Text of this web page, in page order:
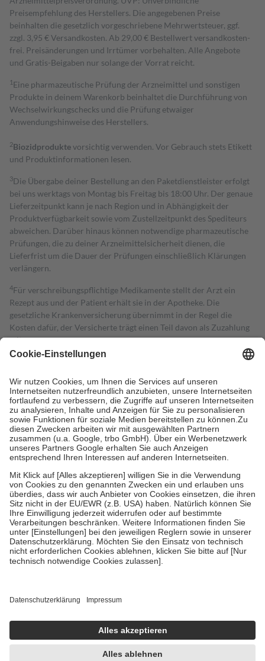
Preisempfehlung des Herstellers. Die angegebenen Preise
beinhalten die gesetzlich vorgeschriebene Mehrwertsteuer, ggf.
zzgl. 3,95 € Versandkosten. Ab 29,00 € Bestell­wert versand­kosten­
frei. Preisänderungen und Irrtümer vorbehalten. Alle Angebote
und Gratis-Beigaben nur solange der Vorrat reicht.
1 Eine pharmazeutische Prüfung der Arzneimittel und sonstigen
Produkte in deinem Warenkorb beinhaltet die Durchführung von
Wechselwirkungschecks und die Prüfung etwaiger
Anwendungshinweise des Herstellers.
2Biozidproduktevorsichtig verwenden. Vor Gebrauch stets Etikett
und Produktinformationen lesen.
3Die Übergabe deiner Bestellung an den Paketdienstleister erfolgt
bei uns werktags von Montag bis Freitag bis 18:00 Uhr. Der genaue
Lieferzeitpunkt kann je nach Region und in Abhängigkeit der
Produktverfügbarkeit sowie vom Zustellzeitpunkt des Spediteurs
abweichen. Darüber hinaus können notwendige pharmazeutische
Prüfungen, die zu deiner Arzneimittelsicherheit dienen, die
Lieferfrist um die Dauer der Prüfungen einschließlich Klärungen
verlängern.
4Für verschreibungspflichtige Medikamente stellt der Arzt ein
Rezept aus und der Patient erhält sie in der Apotheke. Die
gesetzliche Krankenversicherung übernimmt in der Regel die
Kosten dafür, der Versicherte trägt einen Teil davon als Zuzahlung
mit.
Grundsätzlich leisten Mitglieder Zuzahlungen in Höhe von zehn
höchstens zehn Euro.
Es sind jedoch nie mehr als die tatsächlichen
Kosten der Leistung zu entrichten.
Diese Regeln gelten grundsätzlich auch für Online-Apotheken.
Bei Heilmitteln und häuslicher Krankenpflege beträgt die
Zuzahlung zehn Prozent der Kosten sowie zehn Euro je
Verordnung.
Um das Engagement der Versicherten für ihre eigene Gesundheit zu
stärken und die besondere Stellung der Familie zu unterstützen,
fallenkeine Zuzahlungenan bei:
• Kindern und Jugendlichen bis zum vollendeten 18. Lebensjahr
mit Ausnahme der Fahrkosten
• Untersuchungen zur Vorsorge und Früherkennung, die von der
GKV getragen werden
• empfohlenen Schutzimpfungen
• Harn- und Blutteststreifen
getroffen, um sicherzustellen, dass es sich um echte Bewertungen
https://help.etrusted.com/hc/de/articles/4419944605341
Einige Bilder und Inhalte wurden unter Zuhilfenahme künstlicher